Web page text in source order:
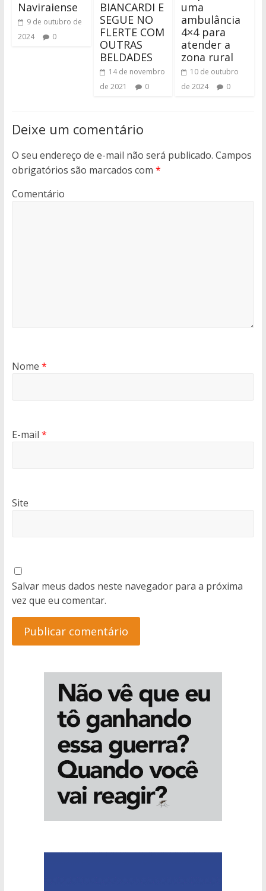
Naviraiense
9 de outubro de
2024
0
BIANCARDI E
SEGUE NO
FLERTE COM
OUTRAS
BELDADES
14 de novembro
de 2021
0
uma
ambulância
4×4 para
atender a
zona rural
10 de outubro
de 2024
0
Deixe um comentário
O seu endereço de e-mail não será publicado. Campos
obrigatórios são marcados com *
Comentário
Nome *
E-mail *
Site
Salvar meus dados neste navegador para a próxima
vez que eu comentar.